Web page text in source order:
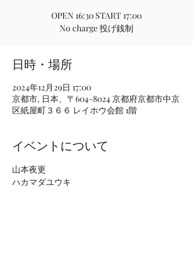
OPEN 16:30 START 17:00
No charge 投げ銭制
日時・場所
2024年12月29日 17:00
京都市, 日本、〒604-8024 京都府京都市中京
区紙屋町３６６ レイホウ会館 1階
イベントについて
山本夜更
ハカマダユウキ